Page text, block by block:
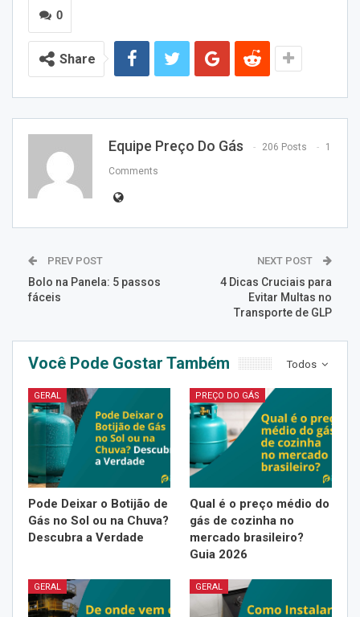
0
Share
Equipe Preço Do Gás 206 Posts 1
Comments
PREV POST
Bolo na Panela: 5 passos
fáceis
NEXT POST
4 Dicas Cruciais para
Evitar Multas no
Transporte de GLP
Todos
Você Pode Gostar Também
GERAL
Pode Deixar o Botijão de
Gás no Sol ou na Chuva?
Descubra a Verdade
PREÇO DO GÁS
Qual é o preço médio do
gás de cozinha no
mercado brasileiro?
Guia 2026
GERAL GERAL